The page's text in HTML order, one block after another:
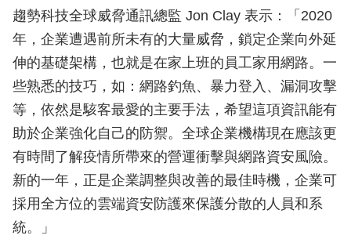
趨勢科技全球威脅通訊總監 Jon Clay 表示：「2020
年，企業遭遇前所未有的大量威脅，鎖定企業向外延
伸的基礎架構，也就是在家上班的員工家用網路。一
些熟悉的技巧，如：網路釣魚、暴力登入、漏洞攻擊
等，依然是駭客最愛的主要手法，希望這項資訊能有
助於企業強化自己的防禦。全球企業機構現在應該更
有時間了解疫情所帶來的營運衝擊與網路資安風險。
新的一年，正是企業調整與改善的最佳時機，企業可
採用全方位的雲端資安防護來保護分散的人員和系
統。」